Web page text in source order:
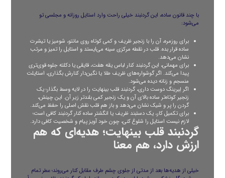
با چند قانون ساده، این گردنبند خیلی راحت وارد استایل روزانه و مجلسی تو
می‌شود:
برای روزمره، آن را با زنجیر ظریف و کمی کوتاه روی مانتو، شومیز یا تیشرت
ساده قرار بده. قلب در نقطه‌ مرکزی سینه می‌ایستد و استایل را تمیز و مرتب
نشان می‌دهد.
برای مهمانی، این گردنبند کنار لباس یقه هفت، قایقی یا دکلته جلوه قوی‌تری
پیدا می‌کند. اگر گوشواره‌های ظریف طلا یا نگین‌دار کنارش بگذاری، استایلت
منسجم و زنانه دیده می‌شود.
اگر لِیرینگ دوست داری، گردنبند قلب بینهایت را در لایه وسط بگذار؛ یک
زنجیر کوتاه‌تر ساده بالای آن و یک زنجیر کمی بلندتر زیر آن. این چینش،
گردن را پر و شیک نشان می‌دهد و باز هم قلب نقش اصلی را حفظ می‌کند.
برای تکمیل کار، یک دستبند ظریف یا انگشتر ساده کنار گردنبند کافی است؛
لازم نیست استایل را شلوغ کنی، چون خود آویز پیام و شخصیت کافی دارد.
گردنبند قلب بینهایت؛ هدیه‌ای که هم
ارزش دارد، هم معنا
خیلی از هدیه‌ها بعد از مدتی از جلوی چشم طرف مقابل کنار می‌روند؛ عطر تمام